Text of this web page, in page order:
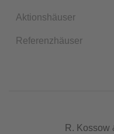
Aktionshäuser
Referenzhäuser
R. Kossow